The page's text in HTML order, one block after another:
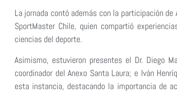
La jornada contó además con la participación
SportMaster Chile, quien compartió
ciencias del deporte.
Asimismo, estuvieron presentes el Dr. Diego
coordinador del Anexo Santa Laura; e Iván
esta instancia, destacando la importancia de